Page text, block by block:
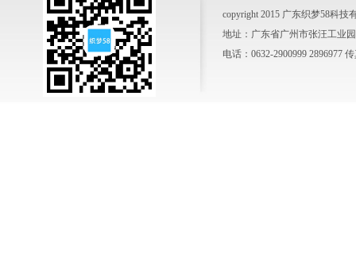
copyright 2015 广东织梦58科技
地址：广东省广州市张汪工业园
电话：0632-2900999 2896977